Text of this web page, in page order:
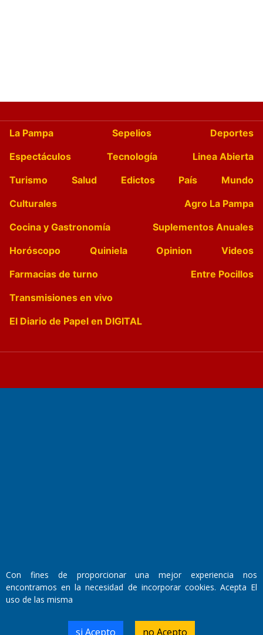
La Pampa Sepelios
Deportes
Espectáculos
Tecnología
Linea Abierta
Turismo
Salud Edictos País
Mundo
Culturales
Agro La Pampa
Cocina y Gastronomía
Suplementos Anuales
Horóscopo
Quiniela Opinion
Videos
Farmacias de turno
Entre Pocillos
Transmisiones en vivo
El Diario de Papel en DIGITAL
Domicilio Legal: José Ingenieros 855,
Santa Rosa, La Pampa.
RL-2019-55551274-APN-DNDA#MJ
Con fines de proporcionar una mejor experiencia nos
encontramos en la necesidad de incorporar cookies. Acepta El
uso de las misma
si Acepto no Acepto